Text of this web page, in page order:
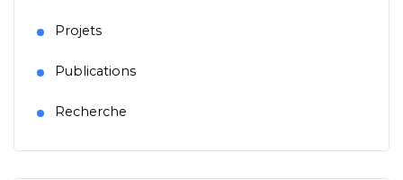
Projets
Publications
Recherche